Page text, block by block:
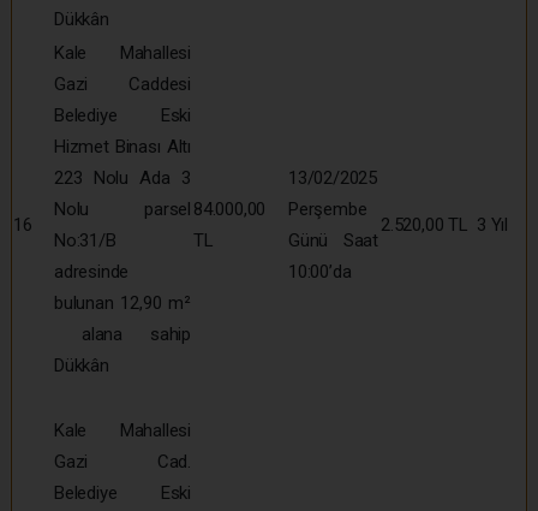
Dükkân
16
Kale Mahallesi
Gazi Caddesi
Belediye Eski
Hizmet Binası Altı
223 Nolu Ada 3
Nolu parsel
No:31/B
adresinde
bulunan 12,90 m²
alana sahip
Dükkân
84.000,00
TL
13/02/2025
Perşembe
Günü Saat
10:00’da
2.520,00 TL 3 Yıl
Kale Mahallesi
Gazi Cad.
Belediye Eski